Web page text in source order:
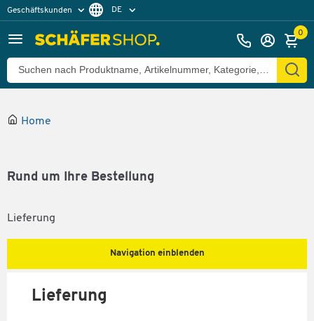
Geschäftskunden DE
0
Home
Rund um Ihre Bestellung
Lieferung
Navigation einblenden
Lieferung